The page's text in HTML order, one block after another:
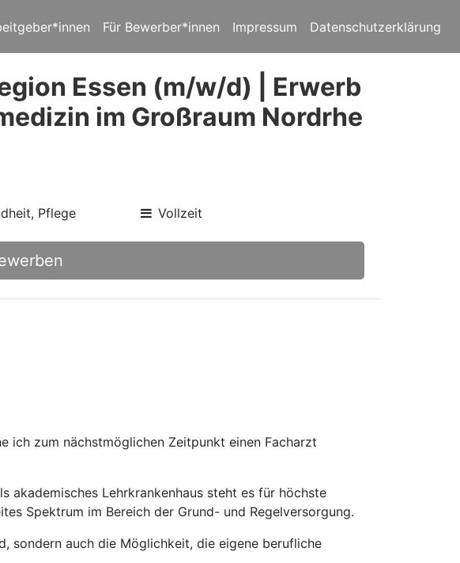
Für Bewerber*innen Impressum Datenschutzerklärung
Essen (m/w/d) | Erwerb
im Großraum Nordrhe
Pflege Vollzeit
ich zum nächstmöglichen Zeitpunkt einen Facharzt
akademisches Lehrkrankenhaus steht es für höchste
Spektrum im Bereich der Grund- und Regelversorgung.
sondern auch die Möglichkeit, die eigene berufliche